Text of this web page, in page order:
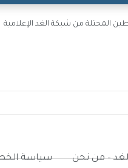
المحتلة من شبكة الغد الإعلامية
– من نحن سياسة